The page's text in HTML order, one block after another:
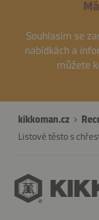
Souhlasím se
nabídkách a
můžete
kikkoman.cz
Listové těsto s